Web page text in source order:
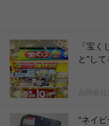
「宝
と”して
合同会
"ネイ